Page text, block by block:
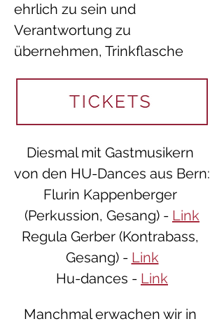
ehrlich zu sein und
Verantwortung zu
übernehmen, Trinkflasche
Diesmal mit Gastmusikern
von den HU-Dances aus Bern:
Flurin Kappenberger
(Perkussion, Gesang) - Link
Regula Gerber (Kontrabass,
Gesang) - Link
Hu-dances - Link
Manchmal erwachen wir in